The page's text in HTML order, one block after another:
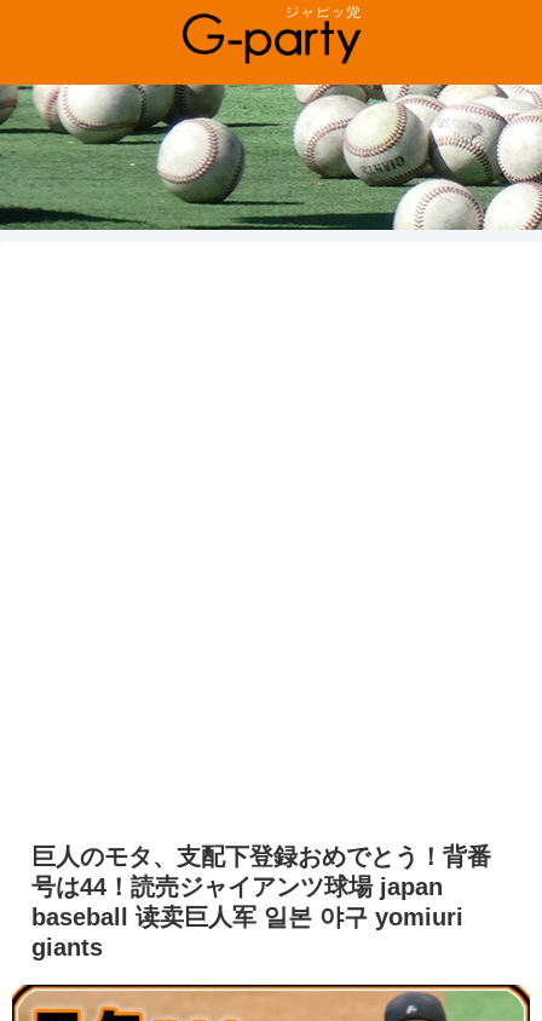
巨人のモタ、支配下登録おめでとう！背番
号は44！読売ジャイアンツ球場 japan
baseball 读卖巨人军 일본 야구 yomiuri
giants